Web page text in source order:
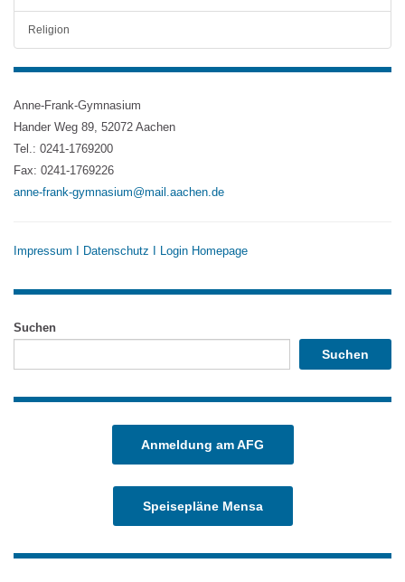
Religion
Anne-Frank-Gymnasium
Hander Weg 89, 52072 Aachen
Tel.: 0241-1769200
Fax: 0241-1769226
anne-frank-gymnasium@mail.aachen.de
Impressum Datenschutz Login Homepage
Suchen
Suchen
Anmeldung am AFG
Speisepläne Mensa